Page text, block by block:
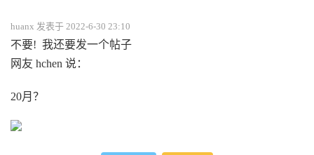
huanx 发表于 2022-6-30 23:10
不要! 我还要发一个帖子
网友 hchen 说：
20月？